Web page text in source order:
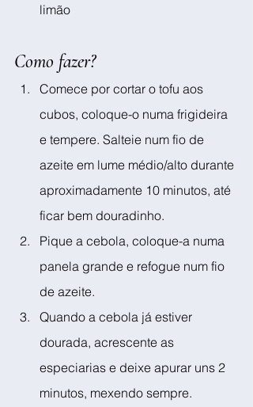
limão
Como fazer?
Comece por cortar o tofu aos
cubos, coloque-o numa frigideira
e tempere. Salteie num fio de
azeite em lume médio/alto durante
aproximadamente 10 minutos, até
ficar bem douradinho.
Pique a cebola, coloque-a numa
panela grande e refogue num fio
de azeite.
Quando a cebola já estiver
dourada, acrescente as
especiarias e deixe apurar uns 2
minutos, mexendo sempre.